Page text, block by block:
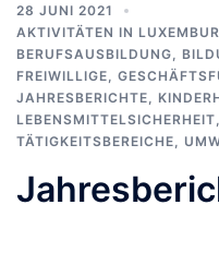
28 JUNI 2021
AKTIVITÄTEN IN
BERUFSAUSBILDUNG
FREIWILLIGE
JAHRESBERICHTE
LEBENSMITTELSICHERHEIT
TÄTIGKEITSBEREICHE